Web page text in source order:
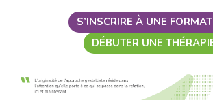
S’INSCRIRE À UNE
DÉBUTER UNE